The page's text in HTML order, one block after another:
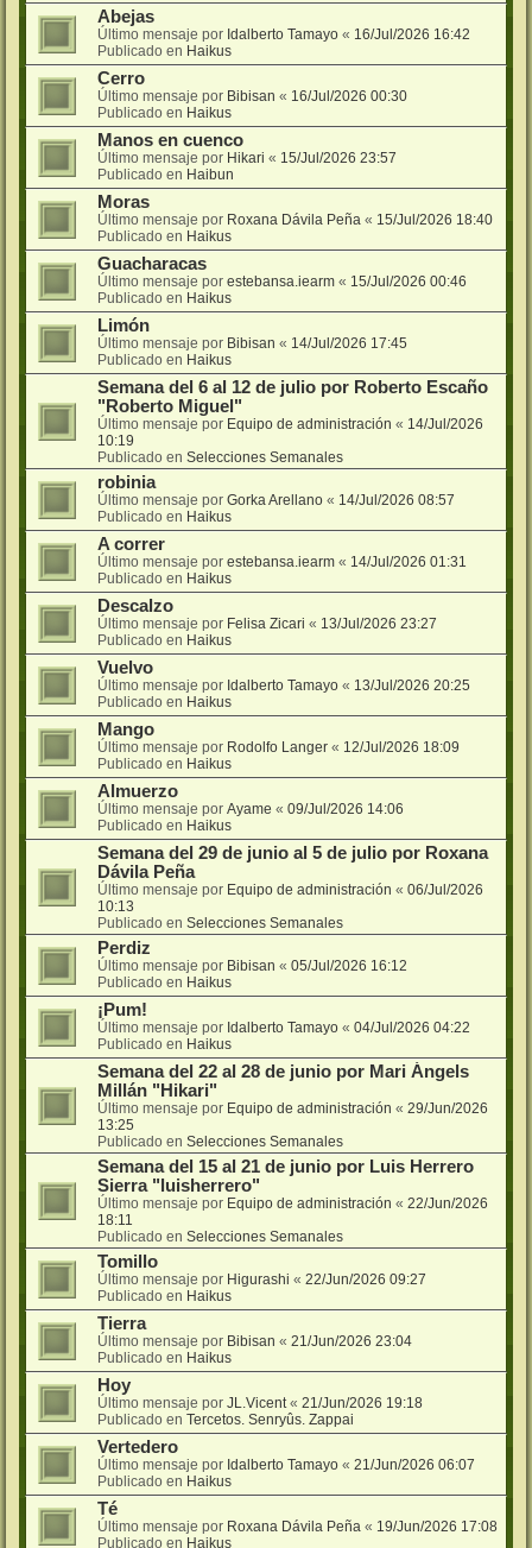
Abejas
Último mensaje por Idalberto Tamayo « 16/Jul/2026 16:42
Publicado en Haikus
Cerro
Último mensaje por Bibisan « 16/Jul/2026 00:30
Publicado en Haikus
Manos en cuenco
Último mensaje por Hikari « 15/Jul/2026 23:57
Publicado en Haibun
Moras
Último mensaje por Roxana Dávila Peña « 15/Jul/2026 18:40
Publicado en Haikus
Guacharacas
Último mensaje por estebansa.iearm « 15/Jul/2026 00:46
Publicado en Haikus
Limón
Último mensaje por Bibisan « 14/Jul/2026 17:45
Publicado en Haikus
Semana del 6 al 12 de julio por Roberto Escaño
"Roberto Miguel"
Último mensaje por Equipo de administración « 14/Jul/2026
10:19
Publicado en Selecciones Semanales
robinia
Último mensaje por Gorka Arellano « 14/Jul/2026 08:57
Publicado en Haikus
A correr
Último mensaje por estebansa.iearm « 14/Jul/2026 01:31
Publicado en Haikus
Descalzo
Último mensaje por Felisa Zicari « 13/Jul/2026 23:27
Publicado en Haikus
Vuelvo
Último mensaje por Idalberto Tamayo « 13/Jul/2026 20:25
Publicado en Haikus
Mango
Último mensaje por Rodolfo Langer « 12/Jul/2026 18:09
Publicado en Haikus
Almuerzo
Último mensaje por Ayame « 09/Jul/2026 14:06
Publicado en Haikus
Semana del 29 de junio al 5 de julio por Roxana
Dávila Peña
Último mensaje por Equipo de administración « 06/Jul/2026
10:13
Publicado en Selecciones Semanales
Perdiz
Último mensaje por Bibisan « 05/Jul/2026 16:12
Publicado en Haikus
¡Pum!
Último mensaje por Idalberto Tamayo « 04/Jul/2026 04:22
Publicado en Haikus
Semana del 22 al 28 de junio por Mari Ángels
Millán "Hikari"
Último mensaje por Equipo de administración « 29/Jun/2026
13:25
Publicado en Selecciones Semanales
Semana del 15 al 21 de junio por Luis Herrero
Sierra "luisherrero"
Último mensaje por Equipo de administración « 22/Jun/2026
18:11
Publicado en Selecciones Semanales
Tomillo
Último mensaje por Higurashi « 22/Jun/2026 09:27
Publicado en Haikus
Tierra
Último mensaje por Bibisan « 21/Jun/2026 23:04
Publicado en Haikus
Hoy
Último mensaje por JL.Vicent« 21/Jun/2026 19:18
Publicado en Tercetos. Senryûs. Zappai
Vertedero
Último mensaje por Idalberto Tamayo « 21/Jun/2026 06:07
Publicado en Haikus
Té
Último mensaje por Roxana Dávila Peña « 19/Jun/2026 17:08
Publicado en Haikus